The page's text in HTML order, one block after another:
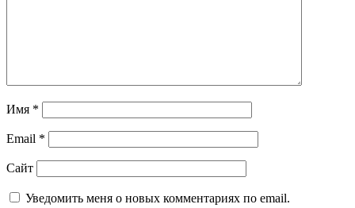
Имя *
Email *
Сайт
Уведомить меня о новых комментариях по email.